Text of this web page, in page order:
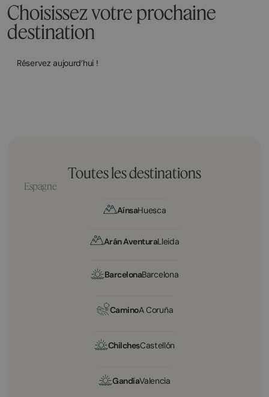
Choisissez votre prochaine
destination
Réservez aujourd’hui !
Toutes les destinations
Espagne
AínsaHuesca
Arán AventuraLleida
BarcelonaBarcelona
CaminoA Coruña
ChilchesCastellón
GandíaValencia